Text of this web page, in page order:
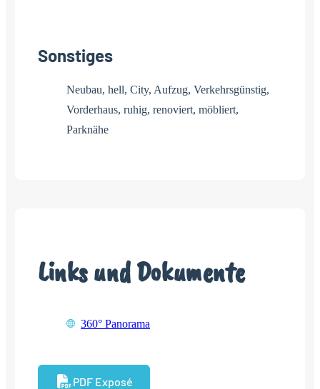
Sonstiges
Neubau, hell, City, Aufzug, Verkehrsgünstig,
Vorderhaus, ruhig, renoviert, möbliert,
Parknähe
Links und Dokumente
360° Panorama
PDF Exposé